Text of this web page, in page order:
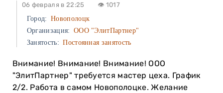
06 февраля в 22:25 👁 1017
Город: Новополоцк
Организация: ООО "ЭлитПартнер"
Занятость: Постоянная занятость
Внимание! Внимание! Внимание! ООО
"ЭлитПартнер" требуется мастер цеха. График
2/2. Работа в самом Новополоцке. Желание